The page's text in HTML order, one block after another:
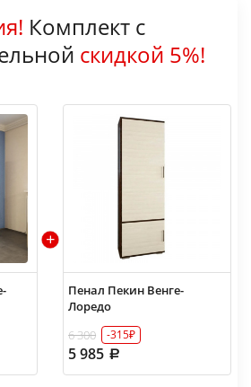
Комплект с
скидкой 5%!
Пенал Пекин Венге-
Лоредо
6 300
-315₽
5 985